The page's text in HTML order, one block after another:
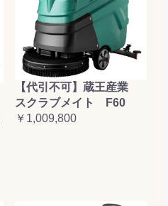
【代引不可】蔵王産業
スクラブメイト F60
￥1,009,800